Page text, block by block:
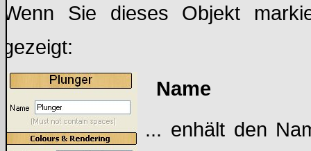
Wenn Sie dieses Objekt
gezeigt:
Name
... enhält den